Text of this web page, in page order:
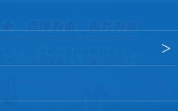
＞